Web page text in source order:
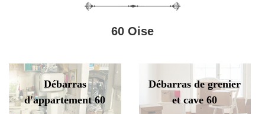
60 Oise
Débarras
d'appartement 60
Débarras de grenier
et cave 60